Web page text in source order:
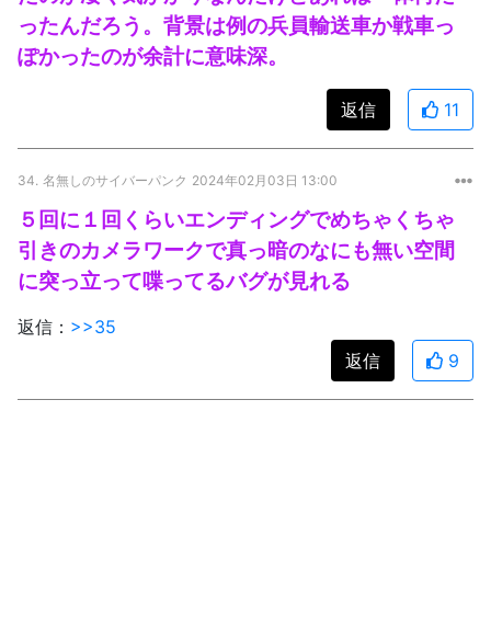
ったんだろう。背景は例の兵員輸送車か戦車っ
ぽかったのが余計に意味深。
返信 11
34. 名無しのサイバーパンク 2024年02月03日 13:00
５回に１回くらいエンディングでめちゃくちゃ
引きのカメラワークで真っ暗のなにも無い空間
に突っ立って喋ってるバグが見れる
返信： >>35
返信
9